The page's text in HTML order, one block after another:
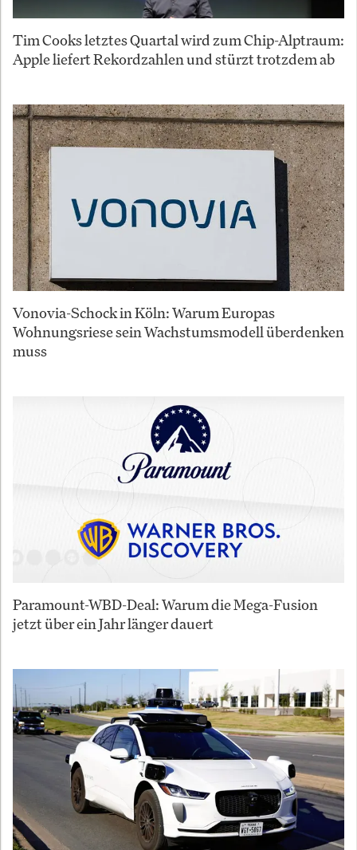
Tim Cooks letztes Quartal wird zum Chip-Alptraum:
Apple liefert Rekordzahlen und stürzt trotzdem ab
Vonovia-Schock in Köln: Warum Europas
Wohnungsriese sein Wachstumsmodell überdenken
muss
Paramount-WBD-Deal: Warum die Mega-Fusion
jetzt über ein Jahr länger dauert